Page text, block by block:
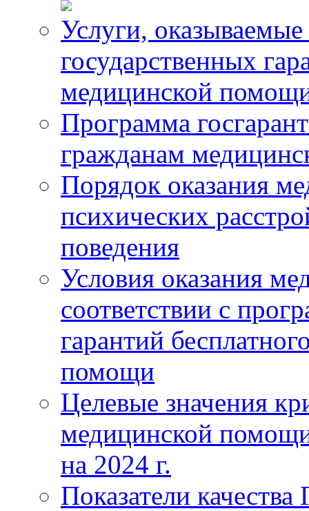
Услуги,
государственных
медицинской
Программа
гражданам
Порядок оказания
психических
поведения
Условия оказания
соответствии с
гарантий
помощи
Целевые значения
медицинской
на 2024 г.
Показатели